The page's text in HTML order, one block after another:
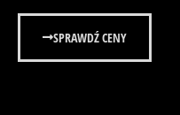
SPRAWDŹ CENY